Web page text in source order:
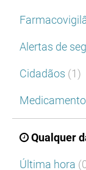
Alertas de
Cidadãos (1)
Qualquer
Última hora